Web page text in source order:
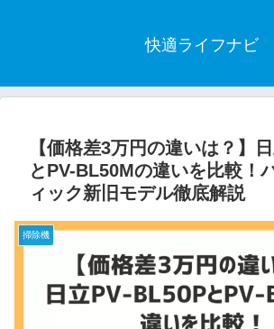
快適ライフナビ
【価格差3万円の違いは？】
とPV-BL50Mの違いを比較！
ィック新旧モデル徹底解説
掃除機